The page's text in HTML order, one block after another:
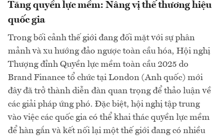
Tăng quyền lực mềm: Nâng vị thế thương hiệu
quốc gia
Trong bối cảnh thế giới đang đối mặt với sự phân
mảnh và xu hướng đảo ngược toàn cầu hóa, Hội nghị
Thượng đỉnh Quyền lực mềm toàn cầu 2025 do
Brand Finance tổ chức tại London (Anh quốc) mới
đây đã trở thành diễn đàn quan trọng để thảo luận về
các giải pháp ứng phó. Đặc biệt, hội nghị tập trung
vào việc các quốc gia có thể khai thác quyền lực mềm
để hàn gắn và kết nối lại một thế giới đang có nhiều